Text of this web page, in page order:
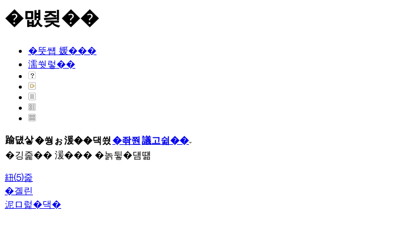
�먮즺��
�뚯썝 媛���
濡쒓렇��
踰덊샇�쒕ぉ湲��댁씠�좎쭨 議고쉶��
�깅줉�� 湲��� �놁뒿�덈떎
紐⑸줉
�곌린
泥ロ럹�댁�